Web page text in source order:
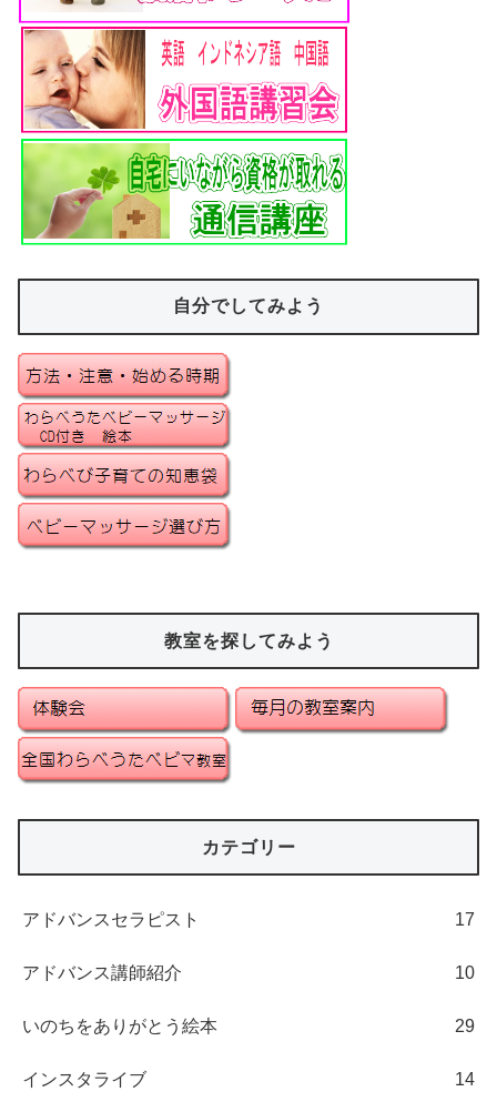
自分でしてみよう
教室を探してみよう
カテゴリー
アドバンスセラピスト 17
アドバンス講師紹介 10
いのちをありがとう絵本 29
インスタライブ 14